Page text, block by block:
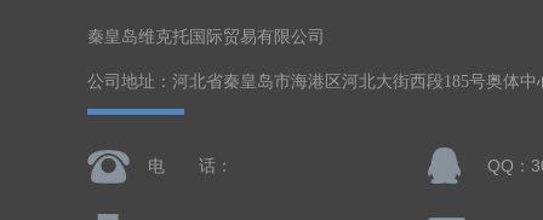
秦皇岛维克托国际贸易有限公司
公司地址：河北省秦皇岛市海港区河北大街西段185号奥体
电 话： QQ：